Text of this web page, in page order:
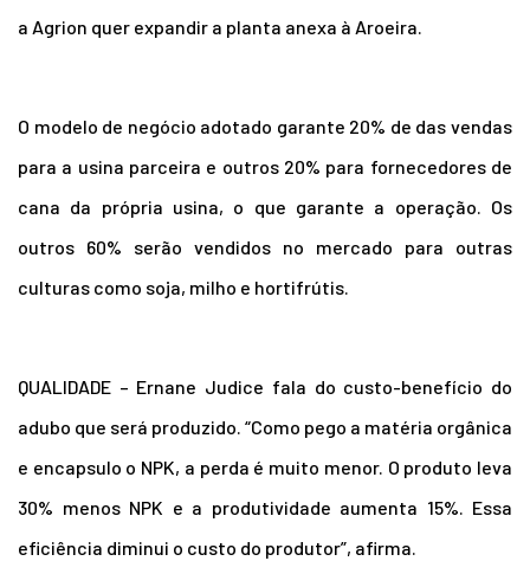
a Agrion quer expandir a planta anexa à Aroeira.
O modelo de negócio adotado garante 20% de das vendas
para a usina parceira e outros 20% para fornecedores de
cana da própria usina, o que garante a operação. Os
outros 60% serão vendidos no mercado para outras
culturas como soja, milho e hortifrútis.
QUALIDADE – Ernane Judice fala do custo-benefício do
adubo que será produzido. “Como pego a matéria orgânica
e encapsulo o NPK, a perda é muito menor. O produto leva
30% menos NPK e a produtividade aumenta 15%. Essa
eficiência diminui o custo do produtor”, afirma.